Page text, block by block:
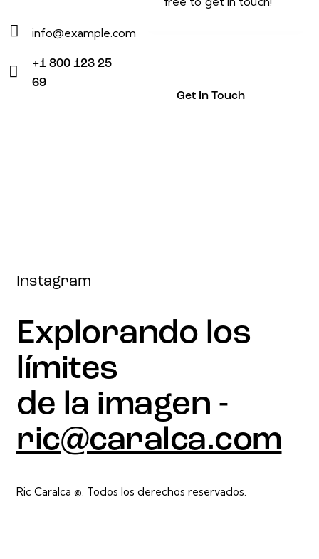
mail:
info@example.com
Phone:
+1 800 123 25
69
Instagram
Explorando los
límites
de la imagen -
ric@caralca.com
Ric Caralca ©. Todos los derechos reservados.